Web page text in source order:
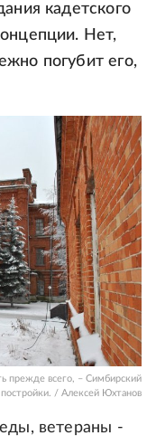
кадетского
Нет,
погубит его,
прежде всего, – Симбирский
/ Алексей Юхтанов
ветераны -